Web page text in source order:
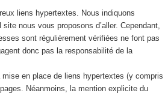
liens hypertextes. Nous indiquons
nous vous proposons d’aller. Cependant,
sont régulièrement vérifiées ne font pas
donc pas la responsabilité de la
mise en place de liens hypertextes (y compris
Néanmoins, la mention explicite du